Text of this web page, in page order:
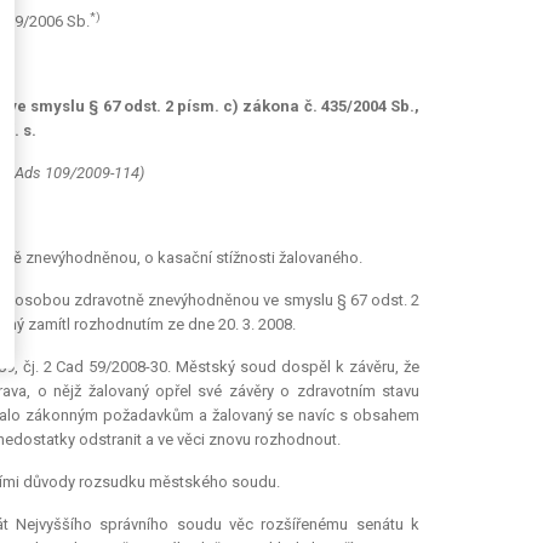
2006 Sb.*)
smyslu § 67 odst. 2 písm. c) zákona č. 435/2004 Sb.,
ř. s.
Ads 109/2009-114)
znevýhodněnou, o kasační stížnosti žalovaného.
osobou zdravotně znevýhodněnou ve smyslu § 67 odst. 2
zamítl rozhodnutím ze dne 20. 3. 2008.
čj. 2 Cad 59/2008-30. Městský soud dospěl k závěru, že
o nějž žalovaný opřel své závěry o zdravotním stavu
zákonným požadavkům a žalovaný se navíc s obsahem
odstranit a ve věci znovu rozhodnout.
důvody rozsudku městského soudu.
správního soudu věc rozšířenému senátu k